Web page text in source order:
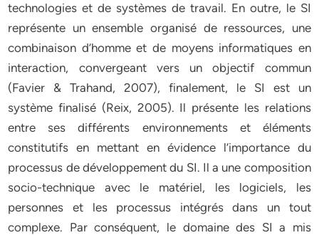
technologies et de systèmes de travail. En outre, le SI
représente un ensemble organisé de ressources, une
combinaison d’homme et de moyens informatiques en
interaction, convergeant vers un objectif commun
(Favier & Trahand, 2007), finalement, le SI est un
système finalisé (Reix, 2005). Il présente les relations
entre ses différents environnements et éléments
constitutifs en mettant en évidence l’importance du
processus de développement du SI. Il a une composition
socio-technique avec le matériel, les logiciels, les
personnes et les processus intégrés dans un tout
complexe. Par conséquent, le domaine des SI a mis